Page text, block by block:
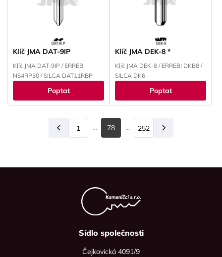
Klíč JMA DAT-9IP
Klíč JMA DAT-9IP / ERREBI
NS4RP30 / SILCA DAT11RBP
Poptat
Klíč JMA DEK-8 *
Klíč JMA DEK-8 / ERREBI DKB8 /
SILCA DK6
Poptat
Předchozí
1 ... 78 ... 252
Sídlo společnosti
Čejkovická 4091/9